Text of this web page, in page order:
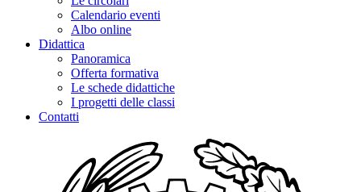
Calendario eventi
Albo online
Didattica
Panoramica
Offerta formativa
Le schede didattiche
I progetti delle classi
Contatti